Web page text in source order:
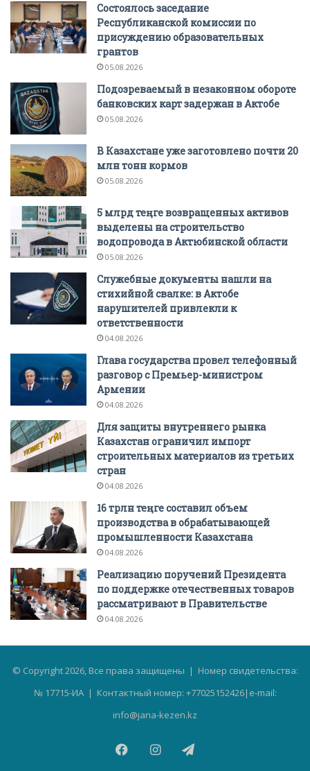
Состоялось заседание
Республиканской комиссии по
присуждению образовательных
грантов
05.08.2026
Подозреваемый в незаконном обороте
банковских карт задержан в Актобе
05.08.2026
В Казахстане уже заготовлено почти 20
млн тонн кормов
05.08.2026
5 млрд теңге возвращенных активов
выделены на строительство
водопровода в Актюбинской области
05.08.2026
Служебные документы нашли на
стихийной свалке: в Актобе
нарушителей привлекли к
ответственности
04.08.2026
Глава государства провел телефонный
разговор с Премьер-министром
Армении
04.08.2026
Для защиты внутреннего рынка
Казахстан ограничил импорт
строительных материалов из третьих
стран
04.08.2026
16 трлн теңге составил объем
производства в обрабатывающей
промышленности Казахстана
04.08.2026
Реализацию поручений Президента
по поддержке отечественных товаров
рассматривают в Правительстве
04.08.2026
© Copyright 2026, Все права защищены | Номер свидетельства:
№ 17715-ИА | Контактный номер: +77025152426|e-mail:
info@jana-kezen.kz
FacebookInstagramTelegram